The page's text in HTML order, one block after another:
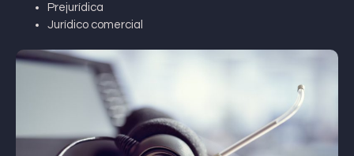
Prejurídica
Jurídico comercial